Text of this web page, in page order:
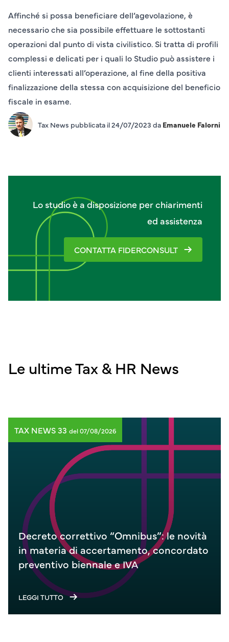
Affinché si possa beneficiare dell’agevolazione, è
necessario che sia possibile effettuare le sottostanti
operazioni dal punto di vista civilistico. Si tratta di profili
complessi e delicati per i quali lo Studio può assistere i
clienti interessati all’operazione, al fine della positiva
finalizzazione della stessa con acquisizione del beneficio
fiscale in esame.
Tax News pubblicata il 24/07/2023 da Emanuele Falorni
Lo studio è a disposizione per chiarimenti
ed assistenza
CONTATTA FIDERCONSULT
Le ultime Tax & HR News
TAX NEWS 33 del 07/08/2026
Decreto correttivo “Omnibus”: le novità
in materia di accertamento, concordato
preventivo biennale e IVA
LEGGI TUTTO